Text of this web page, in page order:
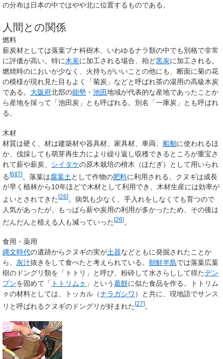
の分布は日本の中ではやや北に位置するものである。
人間との関係
燃料
薪炭材としては落葉ブナ科樹木、いわゆるナラ類の中でも別格で非常
に評価が高い。特に木炭に加工される場合、殆ど黒炭に加工される。
燃焼時のにおいが少なく、火持ちがいいことの他にも、断面に菊の花
の模様が現れ見た目もよく「菊炭」などと呼ばれ茶の湯用の高級木炭
である。 大阪府北部の能勢 ・ 池田地域が代表的な産地であったことか
ら産地を採って「池田炭」とも呼ばれる。別名「一庫炭」とも呼ばれ
る。
木材
材質は硬く、材は建築材や器具材、家具材、車両、 船舶に使われるほ
か、伐採しても萌芽再生力により繰り返し収穫できるところが重宝さ
れて薪や薪炭、 シイタケの原木栽培の榾木（ほだぎ）として用いられ
る[6][7]。落葉は腐葉土として作物の肥料に利用される。クヌギは成長
が早く植林から10年ほどで木材として利用でき、木材生産には効率が
よいとされてきた [26] 。病気も少なく、手入れをしなくても育つので
人気があったが、もっぱら薪や炭用の利用が多かったため、その後は
だんだんと植える人も減っていった [26] 。
食用・薬用
縄文時代の遺跡からクヌギの実が土器などともに発掘されたことか
ら、 灰汁抜きをして食べたと考えられている。 朝鮮半島では落葉広葉
樹のドングリ類を「トトリ」と呼び、粉砕して水さらしして得たデン
プンを固めて「 トトリムㇰ 」という葛餅に似た食品を作る。トトリム
ㇰの材料としては、トッカル（ナラガシワ ）と共に、現地語でサンス
リと呼ばれるクヌギのドングリが好まれた [27] 。